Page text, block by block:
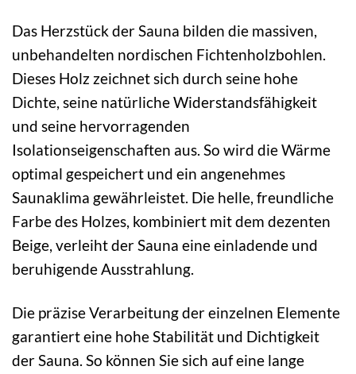
Das Herzstück der Sauna bilden die massiven,
unbehandelten nordischen Fichtenholzbohlen.
Dieses Holz zeichnet sich durch seine hohe
Dichte, seine natürliche Widerstandsfähigkeit
und seine hervorragenden
Isolationseigenschaften aus. So wird die Wärme
optimal gespeichert und ein angenehmes
Saunaklima gewährleistet. Die helle, freundliche
Farbe des Holzes, kombiniert mit dem dezenten
Beige, verleiht der Sauna eine einladende und
beruhigende Ausstrahlung.
Die präzise Verarbeitung der einzelnen Elemente
garantiert eine hohe Stabilität und Dichtigkeit
der Sauna. So können Sie sich auf eine lange